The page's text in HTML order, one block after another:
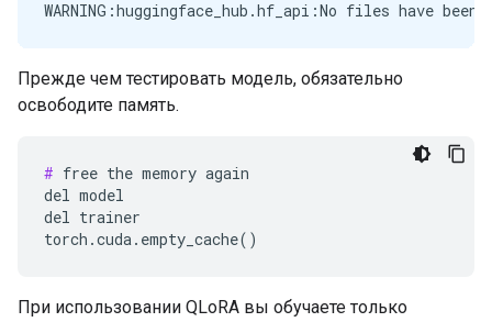
Прежде чем тестировать модель, обязательно
освободите память.
# free the memory again
del model
del trainer
При использовании QLoRA вы обучаете только